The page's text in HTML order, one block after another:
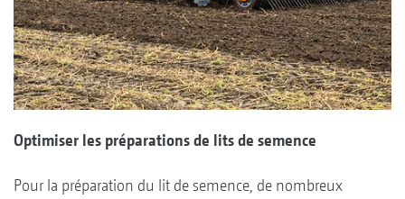
Optimiser les préparations de lits de semence
Pour la préparation du lit de semence, de nombreux